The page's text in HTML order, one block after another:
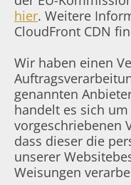
hier. Weitere
CloudFront CDN
Wir haben einen
genannten
handelt es sich
vorgeschriebenen
dass dieser die
unserer
Weisungen